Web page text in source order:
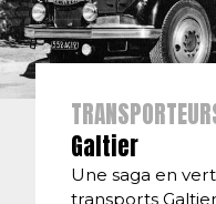
Galtier
Une saga en
transports